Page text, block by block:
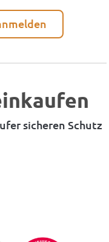
sicheren Schutz